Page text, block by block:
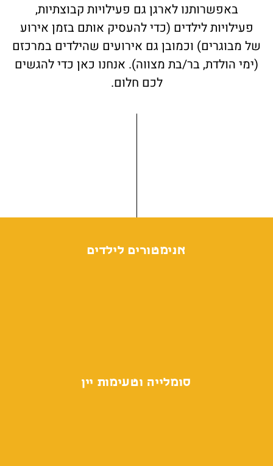
באפשרותנו לארגן גם פעילויות קבוצתיות,
פעילויות לילדים (כדי להעסיק אותם בזמן אירוע
של מבוגרים) וכמובן גם אירועים שהילדים במרכזם
(ימי הולדת, בר/בת מצווה). אנחנו כאן כדי להגשים
לכם חלום.
אנימטורים לילדים
סומלייה וטעימות יין